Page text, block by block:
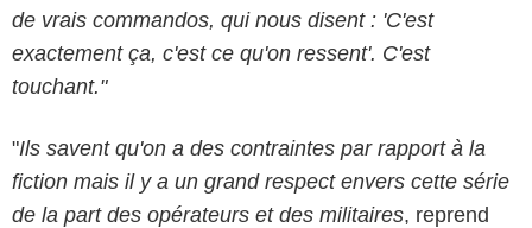
de vrais commandos, qui nous disent : 'C'est
exactement ça, c'est ce qu'on ressent'. C'est
touchant."
"Ils savent qu'on a des contraintes par rapport à la
fiction mais il y a un grand respect envers cette série
de la part des opérateurs et des militaires, reprend